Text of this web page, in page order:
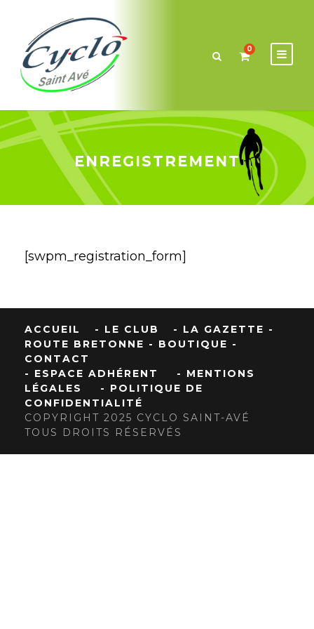
0
ENREGISTREMENT
[swpm_registration_form]
ACCUEIL - LE CLUB - LA GAZETTE -
ROUTE BRETONNE - BOUTIQUE -
CONTACT
- ESPACE ADHÉRENT
- MENTIONS
LÉGALES
- POLITIQUE DE
CONFIDENTIALITÉ
COPYRIGHT 2025 CYCLO SAINT-AVÉ
TOUS DROITS RÉSERVÉS